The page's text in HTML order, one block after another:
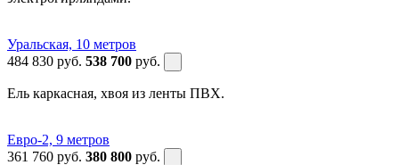
Уральская, 10 метров
484 830 руб. 538 700 руб.
Ель каркасная, хвоя из ленты ПВХ.
Евро-2, 9 метров
361 760 руб. 380 800 руб.